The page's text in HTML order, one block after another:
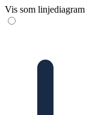
Vis som linjediagram